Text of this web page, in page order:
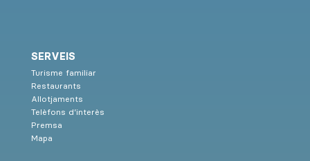
SERVEIS
Turisme familiar
Restaurants
Allotjaments
Telèfons d’interès
Premsa
Mapa